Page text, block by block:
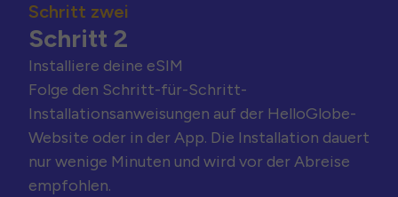
Schritt zwei
Schritt 2
Installiere deine eSIM
Folge den Schritt-für-Schritt-
Installationsanweisungen auf der HelloGlobe-
Website oder in der App. Die Installation dauert
nur wenige Minuten und wird vor der Abreise
empfohlen.